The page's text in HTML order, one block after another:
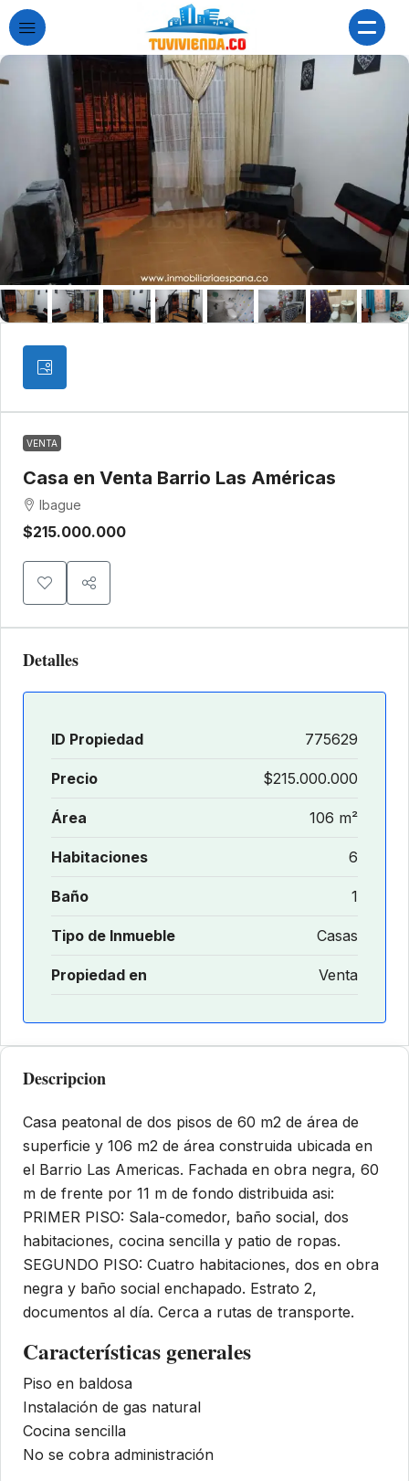
VENTA
Casa en Venta Barrio Las Américas
Ibague
$215.000.000
Detalles
ID Propiedad 775629
Precio $215.000.000
Área 106 m²
Habitaciones 6
Baño 1
Tipo de Inmueble Casas
Propiedad en Venta
Descripcion
Casa peatonal de dos pisos de 60 m2 de área de
superficie y 106 m2 de área construida ubicada en
el Barrio Las Americas. Fachada en obra negra, 60
m de frente por 11 m de fondo distribuida asi:
PRIMER PISO: Sala-comedor, baño social, dos
habitaciones, cocina sencilla y patio de ropas.
SEGUNDO PISO: Cuatro habitaciones, dos en obra
negra y baño social enchapado. Estrato 2,
documentos al día. Cerca a rutas de transporte.
Características generales
Piso en baldosa
Instalación de gas natural
Cocina sencilla
No se cobra administración